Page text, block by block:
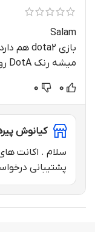
Salam
بازی dota2 هم دارد
میشه رنک DotA رو بدونم
0
0
کیانوش
پشتیبانی